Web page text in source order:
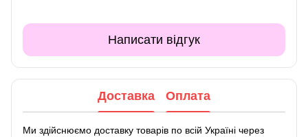
Написати відгук
Доставка Оплата
Ми здійснюємо доставку товарів по всій Україні через